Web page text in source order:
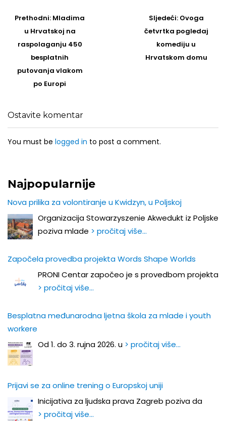
navigation
Prethodni: Prethodni
post
Mladima
u Hrvatskoj na
raspolaganju 450
besplatnih
putovanja vlakom
po Europi
Sljedeći: Sljedeći
Post
Ovoga
četvrtka pogledaj
komediju u
Hrvatskom domu
Ostavite komentar
You must be logged in to post a comment.
Najpopularnije
Nova prilika za volontiranje u Kwidzyn, u Poljskoj
Organizacija Stowarzyszenie Akwedukt iz Poljske
poziva mlade > pročitaj više…
Započela provedba projekta Words Shape Worlds
PRONI Centar započeo je s provedbom projekta
> pročitaj više…
Besplatna međunarodna ljetna škola za mlade i youth
workere
Od 1. do 3. rujna 2026. u > pročitaj više…
Prijavi se za online trening o Europskoj uniji
Inicijativa za ljudska prava Zagreb poziva da
> pročitaj više…